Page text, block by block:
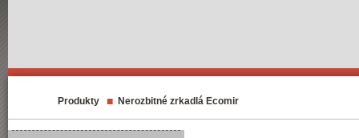
Produkty ■ Nerozbitné zrkadlá Ecomir